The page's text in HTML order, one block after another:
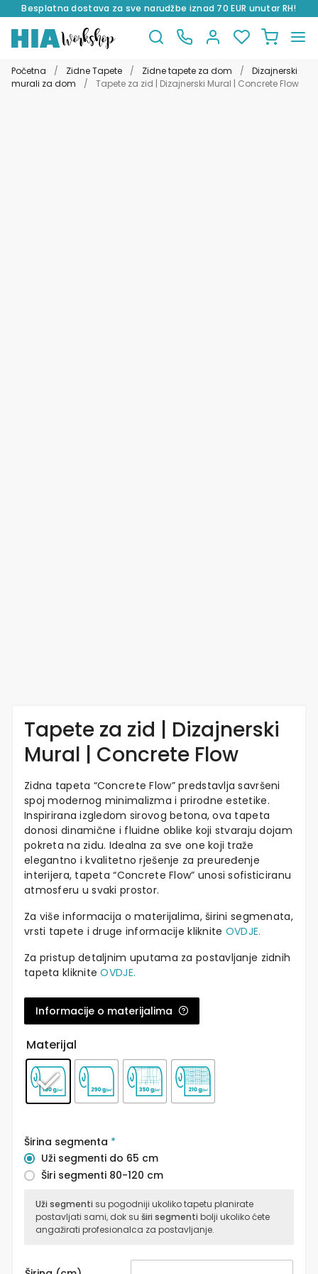
Besplatna dostava za sve narudžbe iznad 70 EUR unutar RH!
na
navigaciju
do
sadržaja
Početna / Zidne Tapete / Zidne tapete za dom /
Dizajnerski
murali za dom
/ Tapete za zid | Dizajnerski Mural | Concrete Flow
Tapete za zid | Dizajnerski
Mural | Concrete Flow
Zidna tapeta “Concrete Flow” predstavlja savršeni
spoj modernog minimalizma i prirodne estetike.
Inspirirana izgledom sirovog betona, ova tapeta
donosi dinamične i fluidne oblike koji stvaraju dojam
pokreta na zidu. Idealna za sve one koji traže
elegantno i kvalitetno rješenje za preuređenje
interijera, tapeta “Concrete Flow” unosi sofisticiranu
atmosferu u svaki prostor.
Za više informacija o materijalima, širini segmenata,
vrsti tapete i druge informacije kliknite OVDJE.
Za pristup detaljnim uputama za postavljanje zidnih
tapeta klikniteOVDJE.
Informacije o materijalima
Materijal
Širina segmenta *
Uži segmenti do 65 cm
Širi segmenti 80-120 cm
Uži segmenti su pogodniji ukoliko tapetu planirate
postavljati sami, dok su širi segmenti bolji ukoliko ćete
angažirati profesionalca za postavljanje.